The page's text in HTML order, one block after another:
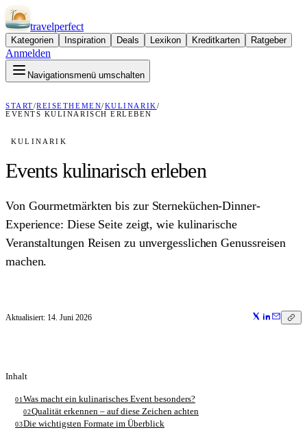
travelperfect
Kategorien Inspiration Deals Lexikon Kreditkarten Ratgeber
Anmelden
Navigationsmenü umschalten
START/REISETHEMEN/KULINARIK/
EVENTS KULINARISCH ERLEBEN
KULINARIK
Events kulinarisch erleben
Von Gourmetmärkten bis zur Sterneküchen-Dinner-
Experience: Diese Seite zeigt, wie kulinarische
Veranstaltungen Reisen zu unvergesslichen Genussreisen
machen.
Aktualisiert: 14. Juni 2026
Inhalt
01 Was macht ein kulinarisches Event besonders?
02Qualität erkennen – auf diese Zeichen achten
03Die wichtigsten Formate im Überblick